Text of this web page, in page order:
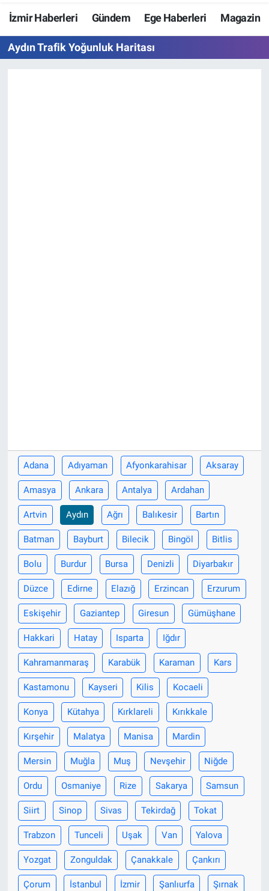
İzmir Haberleri Gündem Ege Haberleri Magazin
Aydın Trafik Yoğunluk Haritası
Adana Adıyaman Afyonkarahisar Aksaray
Amasya Ankara Antalya Ardahan
Artvin Aydın Ağrı Balıkesir Bartın
Batman Bayburt Bilecik Bingöl Bitlis
Bolu Burdur Bursa Denizli Diyarbakır
Düzce Edirne Elazığ Erzincan Erzurum
Eskişehir Gaziantep Giresun Gümüşhane
Hakkari Hatay Isparta Iğdır
Kahramanmaraş Karabük Karaman Kars
Kastamonu Kayseri Kilis Kocaeli
Konya Kütahya Kırklareli Kırıkkale
Kırşehir Malatya Manisa Mardin
Mersin Muğla Muş Nevşehir Niğde
Ordu Osmaniye Rize Sakarya Samsun
Siirt Sinop Sivas Tekirdağ Tokat
Trabzon Tunceli Uşak Van Yalova
Yozgat Zonguldak Çanakkale Çankırı
Çorum İstanbul İzmir Şanlıurfa Şırnak
Resmi İlanlar
Resmi Reklam